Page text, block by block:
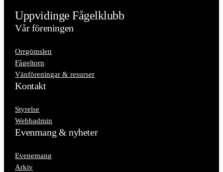
Uppvidinge Fågelklubb
Vår föreningen
Orrgömslen
Fågeltorn
Vänföreningar & resurser
Kontakt
Styrelse
Webbadmin
Evenmang & nyheter
Evenemang
Arkiv